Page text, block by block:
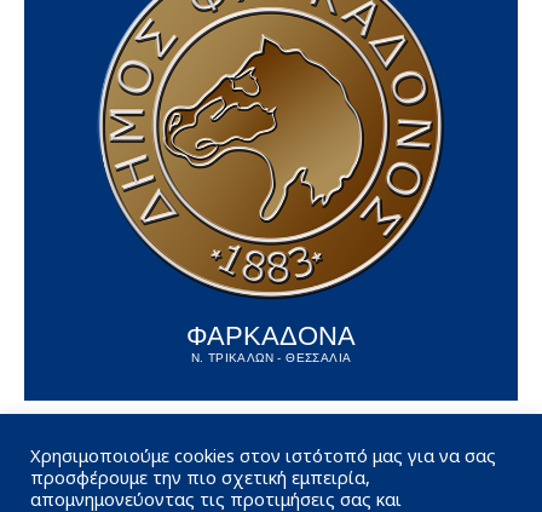
ΦΑΡΚΑΔΟΝΑ
Ν. ΤΡΙΚΑΛΩΝ - ΘΕΣΣΑΛΙΑ
Χρησιμοποιούμε cookies στον ιστότοπό μας για να σας
προσφέρουμε την πιο σχετική εμπειρία,
απομνημονεύοντας τις προτιμήσεις σας και